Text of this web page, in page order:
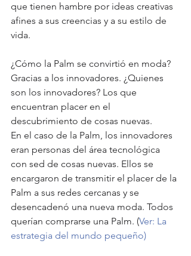
que tienen hambre por ideas creativas
afines a sus creencias y a su estilo de
vida.
¿Cómo la Palm se convirtió en moda?
Gracias a los innovadores. ¿Quienes
son los innovadores? Los que
encuentran placer en el
descubrimiento de cosas nuevas.
En el caso de la Palm, los innovadores
eran personas del área tecnológica
con sed de cosas nuevas. Ellos se
encargaron de transmitir el placer de la
Palm a sus redes cercanas y se
desencadenó una nueva moda. Todos
querían comprarse una Palm. (Ver: La
estrategia del mundo pequeño)